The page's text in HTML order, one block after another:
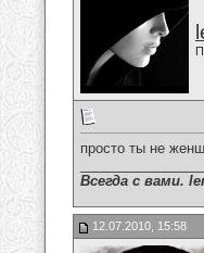
просто ты не
Всегда с вами.
12.07.2010, 15:58